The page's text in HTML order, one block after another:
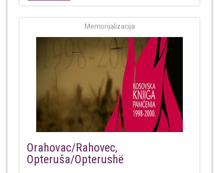
Memorijalizacija
Orahovac/Rahovec,
Opteruša/Opterushë